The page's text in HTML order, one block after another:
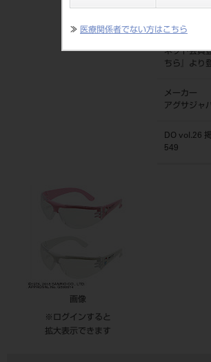
≫ 医療関係者でない方はこちら
価格の確認
ネット会員
ちら
』より
メーカー
アグサジャ
DO vol.26
549
画像
※ログインすると
拡大表示できます